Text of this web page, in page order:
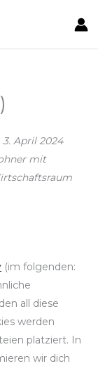
April 2024
mit
(im folgenden:
all diese
werden
platziert. In
wir dich
service
cartflows
service
service
wordpress
service
paypal
service
elementor
service
stripe
service
google-
fonts
service
google-
recaptcha
service
vimeo
service
complianz
service
google-
analytics
service
js
service
facebook
service
sonstiges